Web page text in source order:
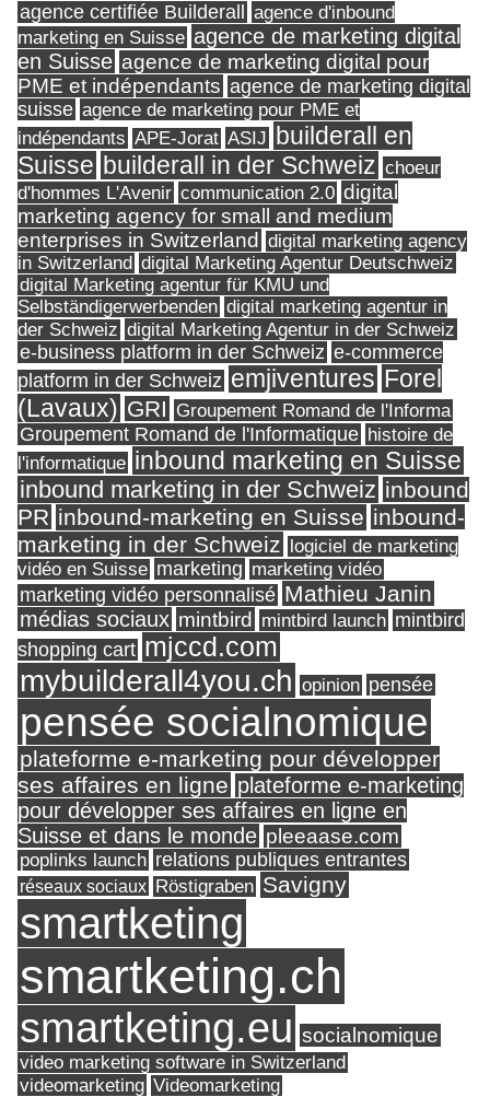
agence certifiée Builderall
agence d'inbound
marketing en Suisse agence de marketing digital
en Suisse agence de marketing digital pour
PME et indépendants agence de marketing digital
suisse agence de marketing pour PME et
indépendants APE-Jorat ASIJ builderall en
Suisse builderall in der Schweiz choeur
d'hommes L'Avenir communication 2.0 digital
marketing agency for small and medium
enterprises in Switzerland digital marketing agency
in Switzerland digital Marketing Agentur Deutschweiz
digital Marketing agentur für KMU und
Selbständigerwerbenden digital marketing agentur in
der Schweiz digital Marketing Agentur in der Schweiz
e-business platform in der Schweiz e-commerce
platform in der Schweiz emjiventures Forel
(Lavaux) GRI Groupement Romand de l'Informa
Groupement Romand de l'Informatique histoire de
l'informatique inbound marketing en Suisse
inbound marketing in der Schweiz inbound
PR inbound-marketing en Suisse inbound-
marketing in der Schweiz logiciel de marketing
vidéo en Suisse marketing marketing vidéo
marketing vidéo personnalisé Mathieu Janin
médias sociaux mintbird mintbird launch mintbird
shopping cart mjccd.com
mybuilderall4you.ch opinion pensée
pensée socialnomique
plateforme e-marketing pour développer
ses affaires en ligne plateforme e-marketing
pour développer ses affaires en ligne en
Suisse et dans le monde pleeaase.com
poplinks launch relations publiques entrantes
réseaux sociaux Röstigraben Savigny
smartketing
smartketing.ch
smartketing.eu socialnomique
video marketing software in Switzerland
videomarketing Videomarketing